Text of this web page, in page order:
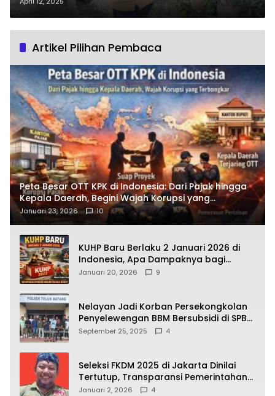
Artikel Pilihan Pembaca
Peta Besar OTT KPK di Indonesia: Dari Pajak hingga
Kepala Daerah, Begini Wajah Korupsi yang
Terbongkar
Januari 23, 2026 10
KUHP Baru Berlaku 2 Januari 2026 di
Indonesia, Apa Dampaknya bagi
Kehidupan Warga? Ini Aturan Kunci
Januari 20, 2026 9
Nelayan Jadi Korban Persekongkolan
Penyelewengan BBM Bersubsidi di SPBU
64.78809 Teluk Batang
September 25, 2025 4
Seleksi FKDM 2025 di Jakarta Dinilai
Tertutup, Transparansi Pemerintahan
Pramono–Rano Dipertanyakan
Januari 2, 2026 4